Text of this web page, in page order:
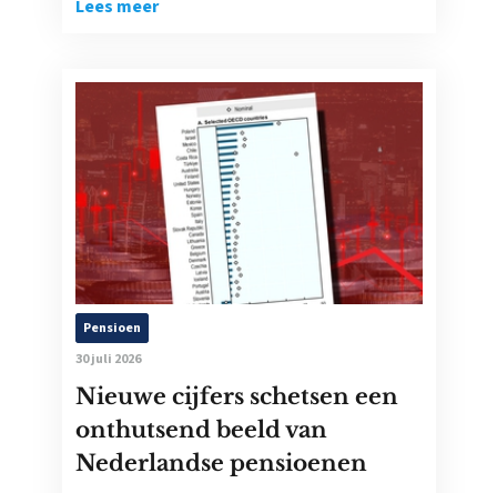
Lees meer
Pensioen
30 juli 2026
Nieuwe cijfers schetsen een
onthutsend beeld van
Nederlandse pensioenen